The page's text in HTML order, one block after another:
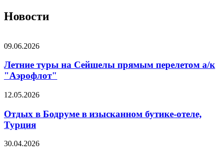
Новости
09.06.2026
Летние туры на Сейшелы прямым перелетом а/к
"Аэрофлот"
12.05.2026
Отдых в Бодруме в изысканном бутике-отеле,
Турция
30.04.2026